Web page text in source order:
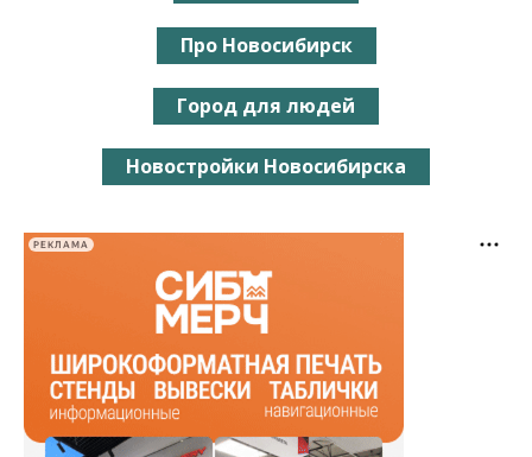
Про Новосибирск
Город для людей
Новостройки Новосибирска
РЕКЛАМА